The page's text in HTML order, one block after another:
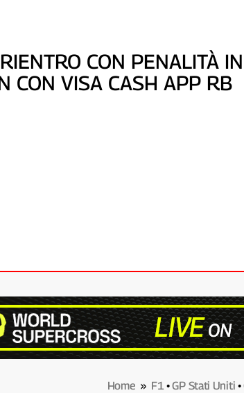
CON PENALITÀ IN
CON VISA CASH APP RB
Home » F1•GP Stati Uniti •